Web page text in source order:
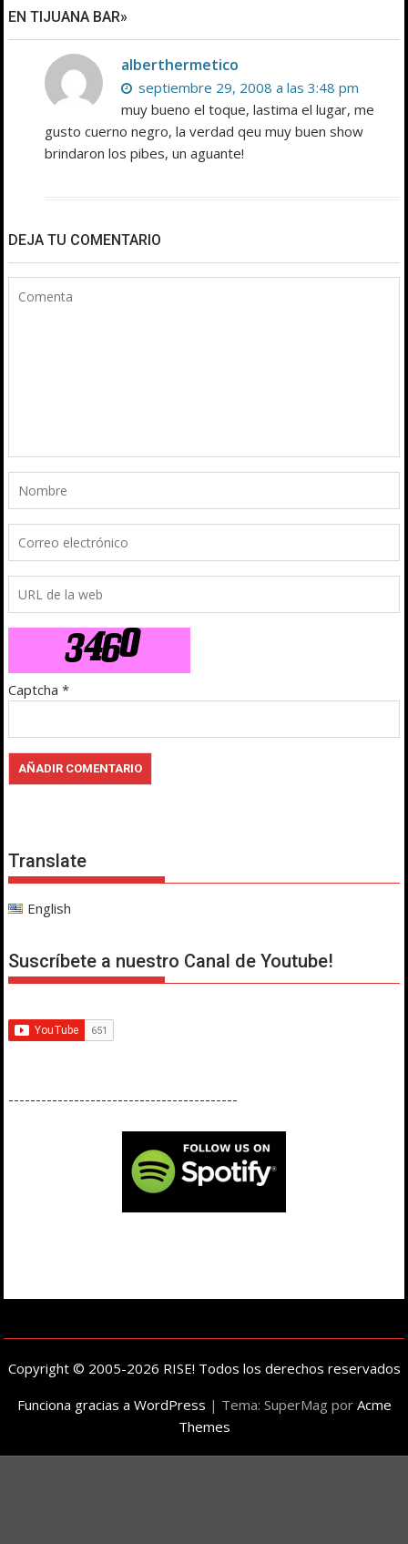
EN TIJUANA BAR»
alberthermetico
septiembre 29, 2008 a las 3:48 pm
muy bueno el toque, lastima el lugar, me
gusto cuerno negro, la verdad qeu muy buen show
brindaron los pibes, un aguante!
DEJA TU COMENTARIO
Captcha *
Translate
English
Suscríbete a nuestro Canal de Youtube!
------------------------------------------
Copyright © 2005-2026 RISE! Todos los derechos reservados
Funciona gracias a WordPress | Tema: SuperMag por Acme
Themes